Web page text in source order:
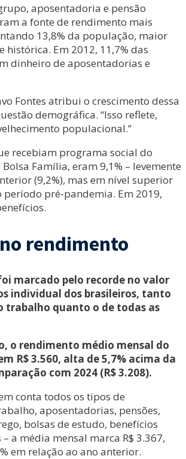
aposentadoria e pensão
a fonte de rendimento mais
13,8% da população, maior
histórica. Em 2012, 11,7% das
dinheiro de aposentadorias e
Fontes atribui o crescimento dessa
demográfica. “Isso reflete,
populacional.”
recebiam programa social do
Família, eram 9,1% – levemente
(9,2%), mas em nível superior
período pré-pandemia. Em 2019,
rendimento
marcado pelo recorde no valor
individual dos brasileiros, tanto
trabalho quanto o de todas as
o rendimento médio mensal do
R$ 3.560, alta de 5,7% acima da
com 2024 (R$ 3.208).
conta todos os tipos de
aposentadorias, pensões,
bolsas de estudo, benefícios
a média mensal marca R$ 3.367,
em relação ao ano anterior.